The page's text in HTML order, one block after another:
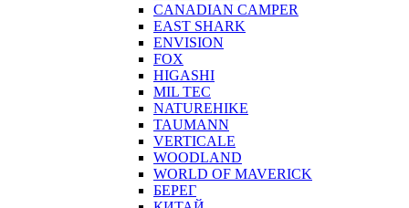
CANADIAN CAMPER
EAST SHARK
ENVISION
FOX
HIGASHI
MIL TEC
NATUREHIKE
TAUMANN
VERTICALE
WOODLAND
WORLD OF MAVERICK
БЕРЕГ